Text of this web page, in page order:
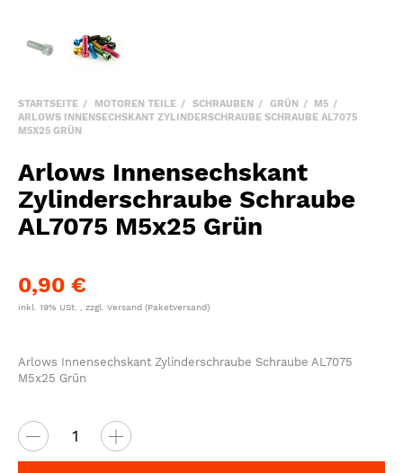
STARTSEITE MOTOREN TEILE SCHRAUBEN GRÜN
M5
ARLOWS INNENSECHSKANT ZYLINDERSCHRAUBE SCHRAUBE AL7075
M5X25 GRÜN
Arlows Innensechskant
Zylinderschraube Schraube
AL7075 M5x25 Grün
0,90 €
inkl. 19% USt. , zzgl. Versand (Paketversand)
Arlows Innensechskant Zylinderschraube Schraube AL7075
M5x25 Grün